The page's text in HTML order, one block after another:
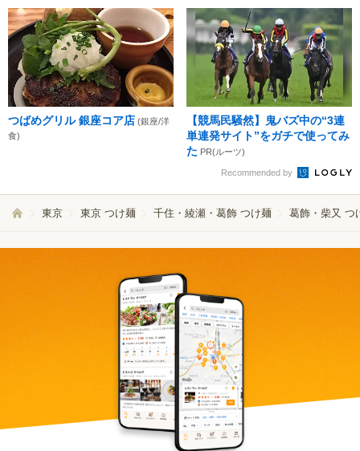
つばめグリル 銀座コア店 (銀座/洋
食)
【競馬民騒然】鬼バズ中の“3連
単連発サイト”をガチで使ってみ
た PR(ルーツ)
Recommended by
東京 東京 つけ麺 千住・綾瀬・葛飾 つけ麺 葛飾・柴又 つ